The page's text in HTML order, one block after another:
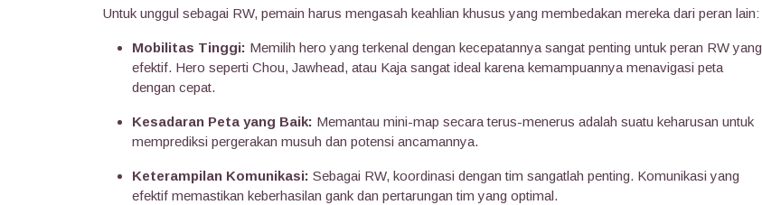
Untuk unggul sebagai RW, pemain harus mengasah keahlian khusus yang membedakan mereka dari peran lain:
Mobilitas Tinggi: Memilih hero yang terkenal dengan kecepatannya sangat penting untuk peran RW yang
efektif. Hero seperti Chou, Jawhead, atau Kaja sangat ideal karena kemampuannya menavigasi peta
dengan cepat.
Kesadaran Peta yang Baik: Memantau mini-map secara terus-menerus adalah suatu keharusan untuk
memprediksi pergerakan musuh dan potensi ancamannya.
Keterampilan Komunikasi: Sebagai RW, koordinasi dengan tim sangatlah penting. Komunikasi yang
efektif memastikan keberhasilan gank dan pertarungan tim yang optimal.